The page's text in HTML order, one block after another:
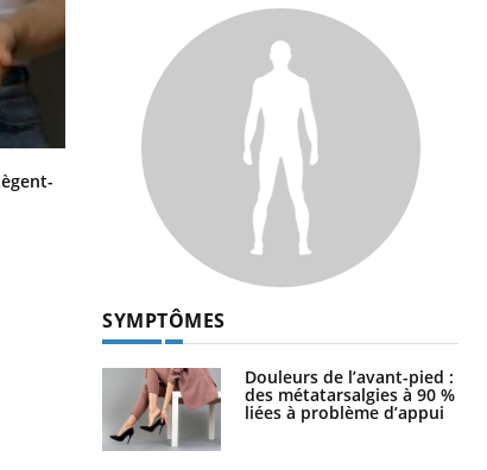
Cytomégalovirus : ce qui change
dans la prise en charge des femmes
enceintes
SYMPTÔMES
Douleurs de l’avant-pied :
des métatarsalgies à 90 %
liées à problème d’appui